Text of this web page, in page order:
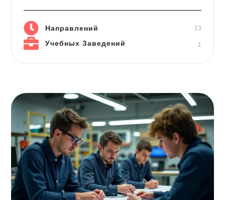
Направлений 13
Учебных Заведений 1